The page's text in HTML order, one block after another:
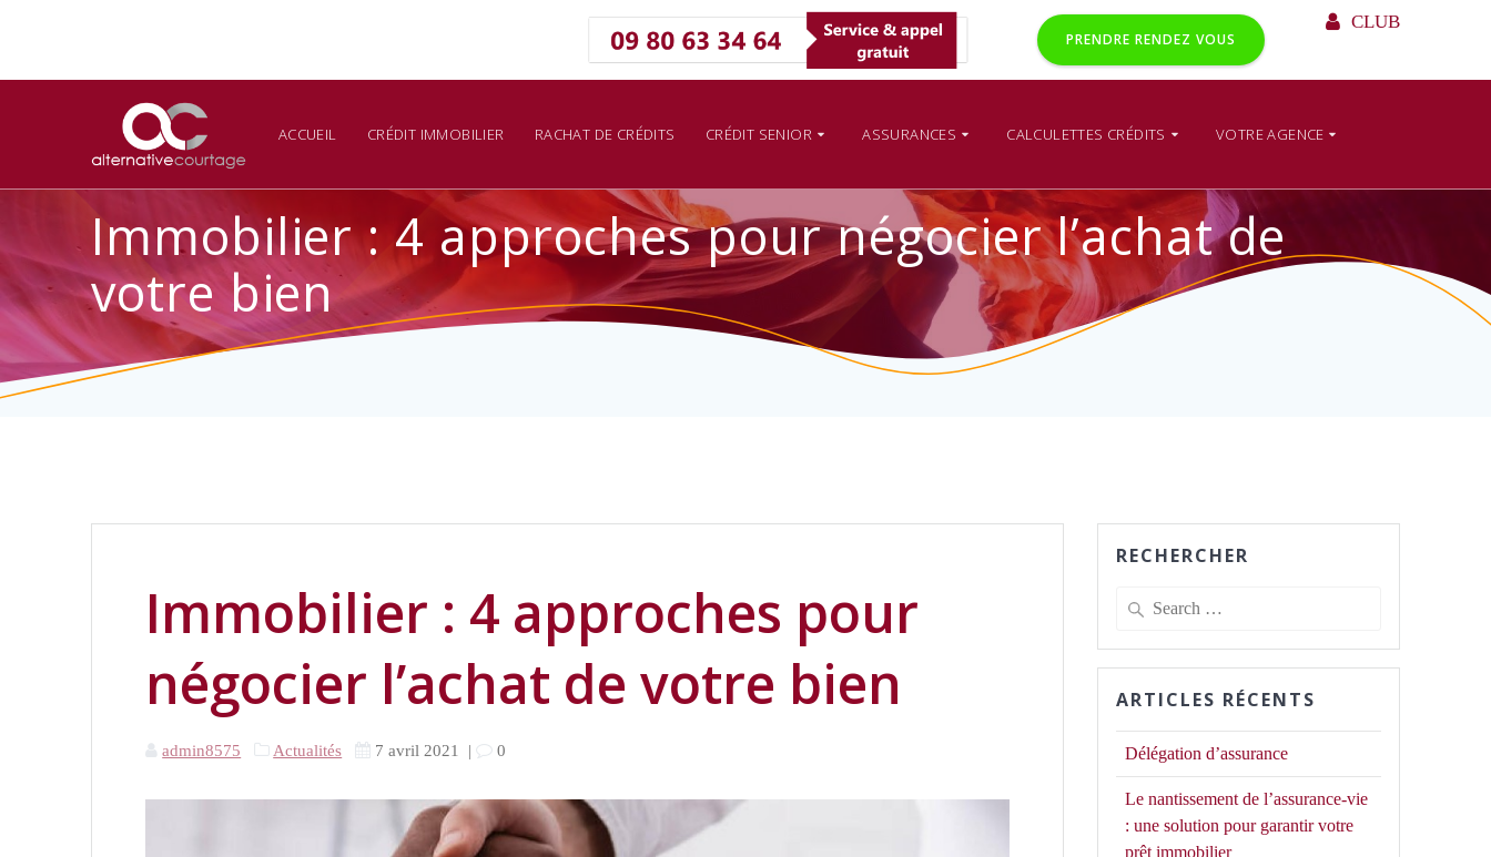
PRENDRE RENDEZ VOUS
CLUB
ACCUEIL CRÉDIT IMMOBILIER RACHAT DE CRÉDITS CRÉDIT SENIOR ASSURANCES CALCULETTES CRÉDITS VOTRE AGENCE
Immobilier : 4 approches pour négocier l’achat de
votre bien
Immobilier : 4 approches pour
négocier l’achat de votre bien
admin8575 Actualités 7 avril 2021 | 0
RECHERCHER
Search
ARTICLES RÉCENTS
Délégation d’assurance
Le nantissement de l’assurance-vie
: une solution pour garantir votre
prêt immobilier